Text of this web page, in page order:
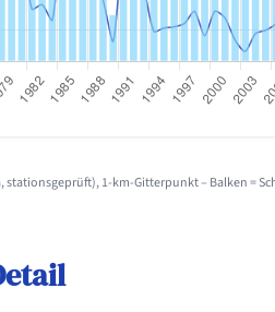
stationsgeprüft), 1-km-Gitterpunkt – Balken =